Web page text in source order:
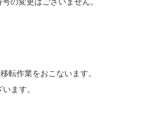
転作業をおこないます。
ます。